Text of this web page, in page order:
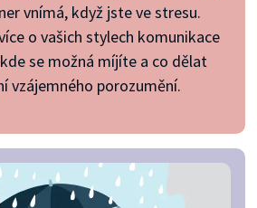
vnímá, když jste ve stresu.
o vašich stylech komunikace
se možná míjíte a co dělat
vzájemného porozumění.